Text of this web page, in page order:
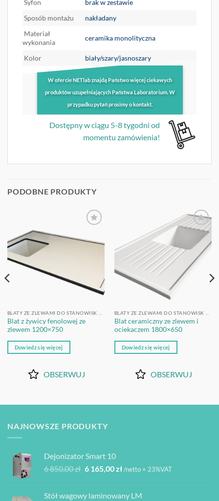
Syfon
brak w zestawie
Sposób montażu
nakładany
Materiał
wykonania
ceramika monolityczna
Kolor biały/szary/jasnoszary
W ofercie NETlab znajdą Państwo więcej ciekawych
produktów uzupełniających Państwa Laboratorium. W
przypadku pytań prosimy o kontakt.
Dostępny w ciągu 5-8 tygodni od
momentu zamówienia!
PODOBNE PRODUKTY
Blat z żywicy fenolowej ze
zlewem 1200×750
Dowiedz się więcej
OBSERWUJ
OBSERWUJ
Blat ceramiczny ze zlewem i
ociekaczem 1800×650
Dowiedz się więcej
OBSERWUJ
NAJNOWSZE PRODUKTY
Dejonizator Smart 10
6 850,00zł Pierwotna
6
6 165,00złAktualna
6
/netto + 23%VAT
Stół wagowy laminowany LM